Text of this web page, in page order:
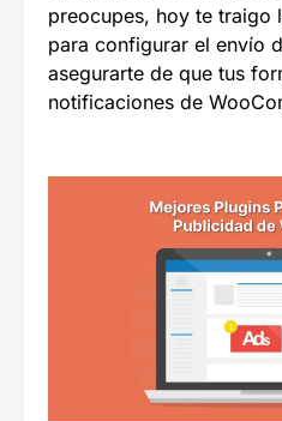
preocupes, hoy te traigo
para configurar el envío
asegurarte de que tus
notificaciones de